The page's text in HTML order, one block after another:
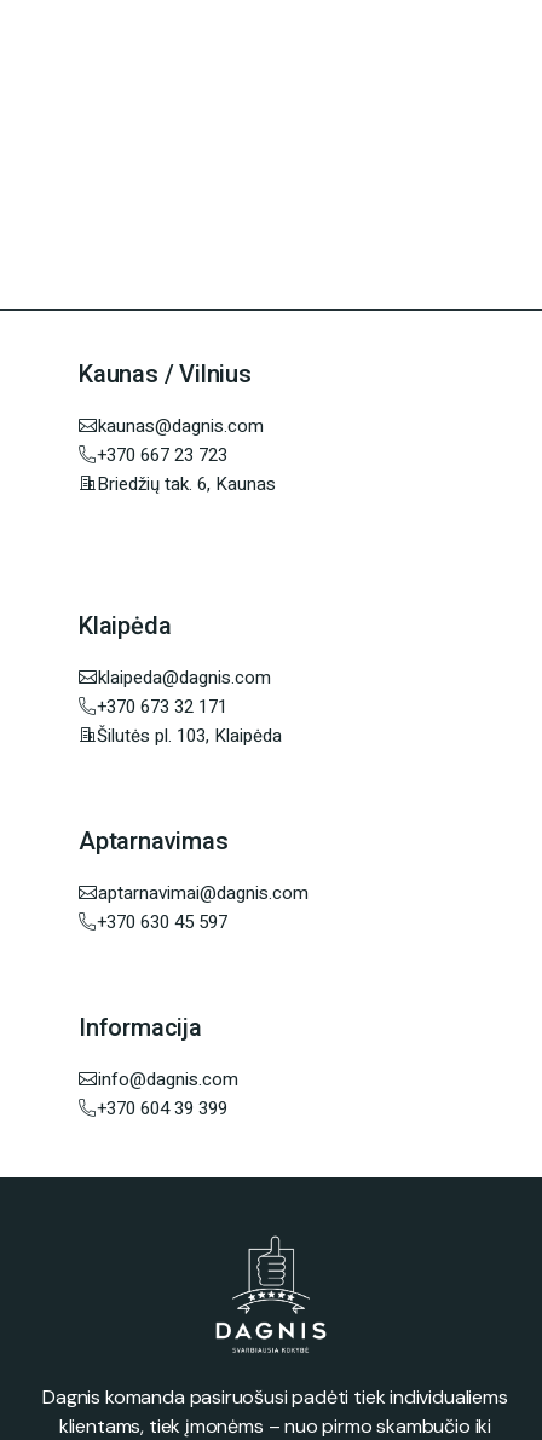
Kaunas / Vilnius
kaunas@dagnis.com
+370 667 23 723
Briedžių tak. 6, Kaunas
Klaipėda
klaipeda@dagnis.com
+370 673 32 171
Šilutės pl. 103, Klaipėda
Aptarnavimas
aptarnavimai@dagnis.com
+370 630 45 597
Informacija
info@dagnis.com
+370 604 39 399
Dagnis komanda pasiruošusi padėti tiek individualiems
klientams, tiek įmonėms – nuo pirmo skambučio iki